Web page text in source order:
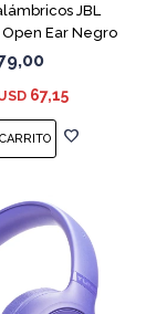
JBL
Ear Negro
67,15